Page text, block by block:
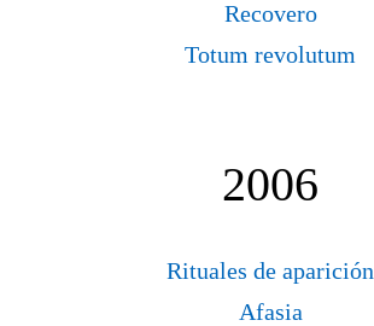
Recovero
Totum revolutum
2006
Rituales de aparición
Afasia